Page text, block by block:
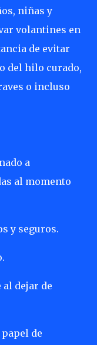
niñas y
volantines en
de evitar
del hilo curado,
o incluso
a
al momento
y seguros.
dejar de
de